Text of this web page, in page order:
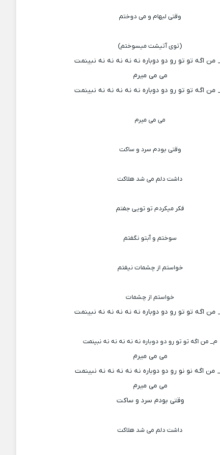
وقتی لبهام و می دوختم
(توی آتیشت میسوختم(
من اگه تو تو رو دو دوباره نه نه نه نه نه نبینمت
می می میرم
من اگه تو تو رو دو دوباره نه نه نه نه نه نبینمت
می می میرم
وقتی بودم سرد و ساکت
داشت دلم می شد هلاکت
فکر میکردم تو تویی جفتم
سوختم و آبتو نگفتم
خواستم از چشمات نیفتم
خواستم از چشمات
من اگه تو تو رو دو دوباره نه نه نه نه نه نبینمت
م_ من اگه تو تو رو دو دوباره نه نه نه نه نه نبینمت
می می میرم
من اگه نو نو رو دو دوباره نه نه نه نه نه نبینمت
می می میرم
وقتی بودم سرد و ساکت
داشت دلم می شد هلاکت